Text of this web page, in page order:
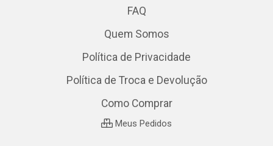
FAQ
Quem Somos
Política de Privacidade
Política de Troca e Devolução
Como Comprar
Meus Pedidos